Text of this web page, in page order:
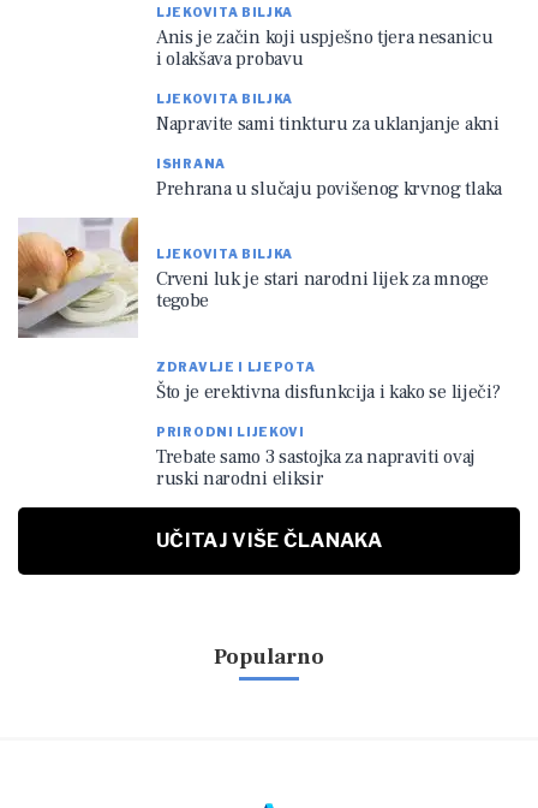
LJEKOVITA BILJKA
Anis je začin koji uspješno tjera nesanicu
i olakšava probavu
LJEKOVITA BILJKA
Napravite sami tinkturu za uklanjanje akni
ISHRANA
Prehrana u slučaju povišenog krvnog tlaka
LJEKOVITA BILJKA
Crveni luk je stari narodni lijek za mnoge
tegobe
ZDRAVLJE I LJEPOTA
Što je erektivna disfunkcija i kako se liječi?
PRIRODNI LIJEKOVI
Trebate samo 3 sastojka za napraviti ovaj
ruski narodni eliksir
UČITAJ VIŠE ČLANAKA
Popularno